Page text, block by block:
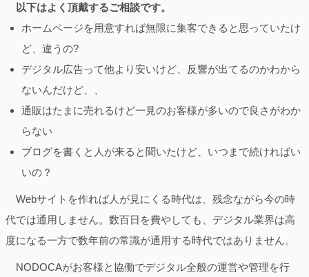
以下はよく頂戴するご相談です。
ホームページを用意すれば無限に集客できると思っていたけ
ど、違うの?
デジタル広告って他より安いけど、反響が出てるのかわから
ないんだけど、、
通販はたまに売れるけど一見のお客様が多いので良さがわか
らない
ブログを書くと人が来ると聞いたけど、いつまで続ければい
いの？
Webサイトを作れば人が見にくる時代は、残念ながら今の時
代では通用しません。数百日を費やしても、デジタル業界は高
度になる一方で数年前の常識が通用する時代ではありません。
NODOCAがお客様と協働でデジタル全般の運営や管理を行